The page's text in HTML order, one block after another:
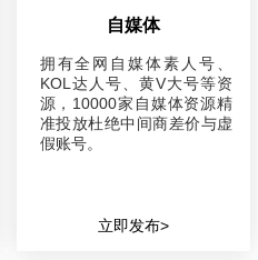
自媒体
拥有全网自媒体素人号、
KOL达人号、黄V大号等资
源，10000家自媒体资源精
准投放杜绝中间商差价与虚
假账号。
立即发布>